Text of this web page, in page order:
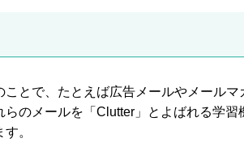
とで、たとえば広告メールやメールマ
のメールを「Clutter」とよばれる学習
。